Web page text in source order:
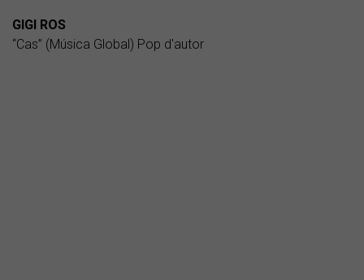
GIGI ROS
“Cas” (Música Global) Pop d'autor